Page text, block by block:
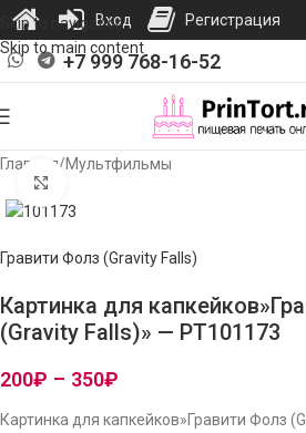
Skip to navigation
Skip to main content
+7 999 768-16-52
Главная/Мультфильмы
Гравити Фолз (Gravity Falls)
Картинка для
(Gravity Falls)» — PT101173
200₽ – 350₽
Картинка для капкейков»Гравити Фолз
Вход Регистрация